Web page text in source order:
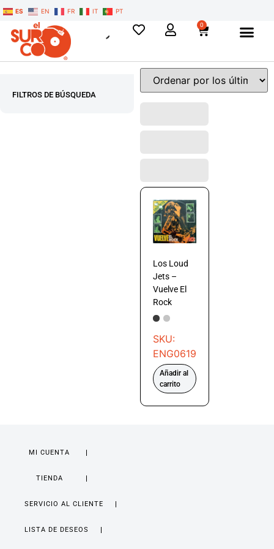
ES EN FR IT PT
0
FILTROS DE BÚSQUEDA
Los Loud
Jets –
Vuelve El
Rock
SKU:
ENG0619
Añadir al
carrito
MI CUENTA
TIENDA
SERVICIO AL CLIENTE
LISTA DE DESEOS